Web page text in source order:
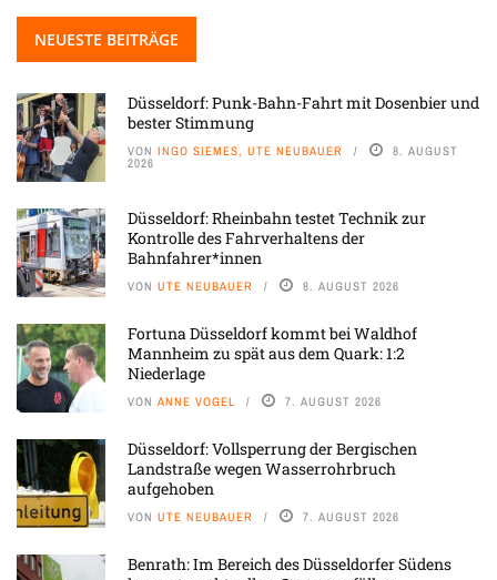
NEUESTE BEITRÄGE
Düsseldorf: Punk-Bahn-Fahrt mit Dosenbier und
bester Stimmung
VON INGO SIEMES, UTE NEUBAUER 8. AUGUST
2026
Düsseldorf: Rheinbahn testet Technik zur
Kontrolle des Fahrverhaltens der
Bahnfahrer*innen
VON UTE NEUBAUER 8. AUGUST 2026
Fortuna Düsseldorf kommt bei Waldhof
Mannheim zu spät aus dem Quark: 1:2
Niederlage
VON ANNE VOGEL 7. AUGUST 2026
Düsseldorf: Vollsperrung der Bergischen
Landstraße wegen Wasserrohrbruch
aufgehoben
VON UTE NEUBAUER 7. AUGUST 2026
Benrath: Im Bereich des Düsseldorfer Südens